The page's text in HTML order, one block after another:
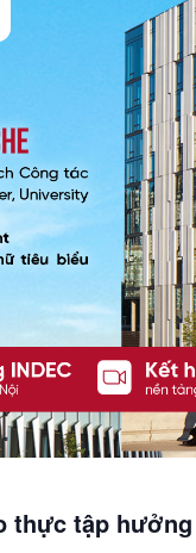
thực tập